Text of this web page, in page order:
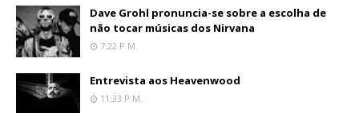
Dave Grohl pronuncia-se sobre a escolha de
não tocar músicas dos Nirvana
7:22 P.m.
Entrevista aos Heavenwood
11:33 P.m.